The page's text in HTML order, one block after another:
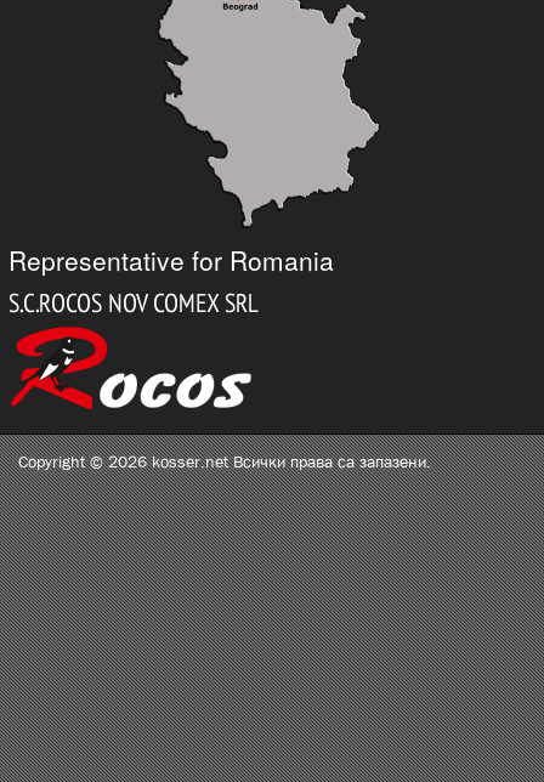
Representative for Romania
Copyright © 2026 kosser.net Всички права са запазени.